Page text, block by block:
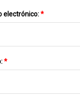
electrónico:*
*